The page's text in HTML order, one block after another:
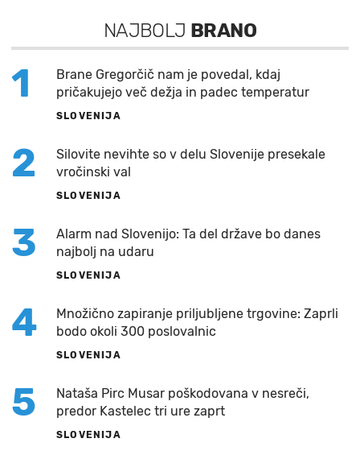
NAJBOLJ BRANO
1
Brane Gregorčič nam je povedal, kdaj
pričakujejo več dežja in padec temperatur
SLOVENIJA
2
Silovite nevihte so v delu Slovenije presekale
vročinski val
SLOVENIJA
3
Alarm nad Slovenijo: Ta del države bo danes
najbolj na udaru
SLOVENIJA
4
Množično zapiranje priljubljene trgovine: Zaprli
bodo okoli 300 poslovalnic
SLOVENIJA
5
Nataša Pirc Musar poškodovana v nesreči,
predor Kastelec tri ure zaprt
SLOVENIJA